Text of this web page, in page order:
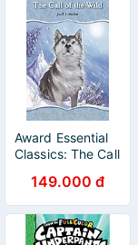
Award Essential
Classics: The Call
149.000 đ